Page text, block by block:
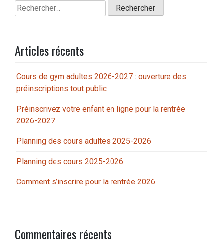
Rechercher :
Articles récents
Cours de gym adultes 2026-2027 : ouverture des
préinscriptions tout public
Préinscrivez votre enfant en ligne pour la rentrée
2026-2027
Planning des cours adultes 2025-2026
Planning des cours 2025-2026
Comment s’inscrire pour la rentrée 2026
Commentaires récents